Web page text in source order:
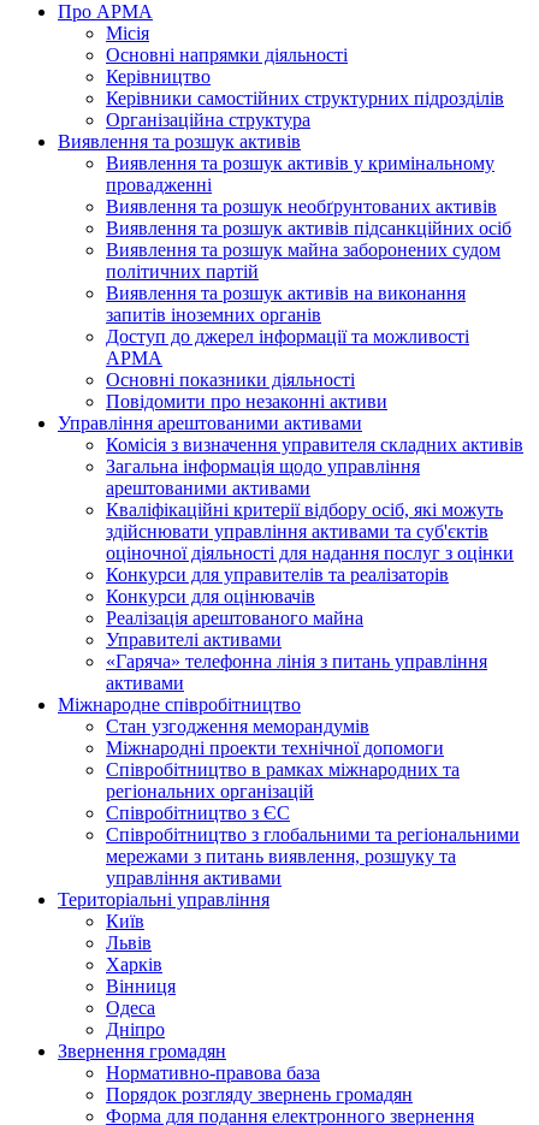
Про АРМА
Місія
Основні напрямки діяльності
Керівництво
Керівники самостійних структурних підрозділів
Організаційна структура
Виявлення та розшук активів
Виявлення та розшук активів у кримінальному
провадженні
Виявлення та розшук необґрунтованих активів
Виявлення та розшук активів підсанкційних осіб
Виявлення та розшук майна заборонених судом
політичних партій
Виявлення та розшук активів на виконання
запитів іноземних органів
Доступ до джерел інформації та можливості
АРМА
Основні показники діяльності
Повідомити про незаконні активи
Управління арештованими активами
Комісія з визначення управителя складних активів
Загальна інформація щодо управління
арештованими активами
Кваліфікаційні критерії відбору осіб, які можуть
здiйснювати управління активами та суб'єктів
оціночної діяльності для надання послуг з оцінки
Конкурси для управителів та реалізаторів
Конкурси для оцінювачів
Реалізація арештованого майна
Управителі активами
«Гаряча» телефонна лінія з питань управління
активами
Міжнародне співробітництво
Стан узгодження меморандумів
Міжнародні проекти технічної допомоги
Співробітництво в рамках міжнародних та
регіональних організацій
Співробітництво з ЄС
Співробітництво з глобальними та регіональними
мережами з питань виявлення, розшуку та
управління активами
Територіальні управління
Київ
Львів
Харків
Вінниця
Одеса
Дніпро
Звернення громадян
Нормативно-правова база
Порядок розгляду звернень громадян
Форма для подання електронного звернення